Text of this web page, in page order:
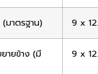
มาตรฐาน) 9 x
ายข้าง (มี
9 x